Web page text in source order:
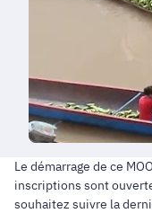
Le démarrage de ce
inscriptions sont
souhaitez suivre la